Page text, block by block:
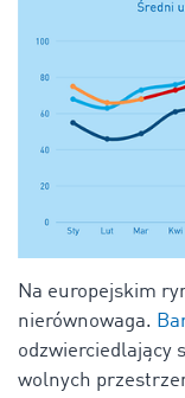
Na europejskim
nierównowaga.
odzwierciedlający
wolnych